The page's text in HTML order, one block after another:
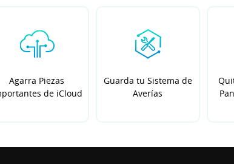
Agarra Piezas
de iCloud
Guarda tu Sistema de
Averías